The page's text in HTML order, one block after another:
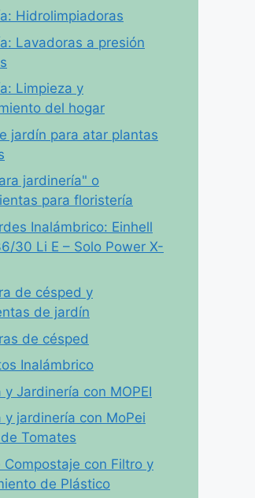
Hidrolimpiadoras
Lavadoras a presión
Limpieza y
del hogar
jardín para atar plantas
jardinería" o
para floristería
Inalámbrico: Einhell
30 Li E – Solo Power X-
de césped y
de jardín
de césped
Inalámbrico
y Jardinería con MOPEI
y jardinería con MoPei
Tomates
Compostaje con Filtro y
de Plástico